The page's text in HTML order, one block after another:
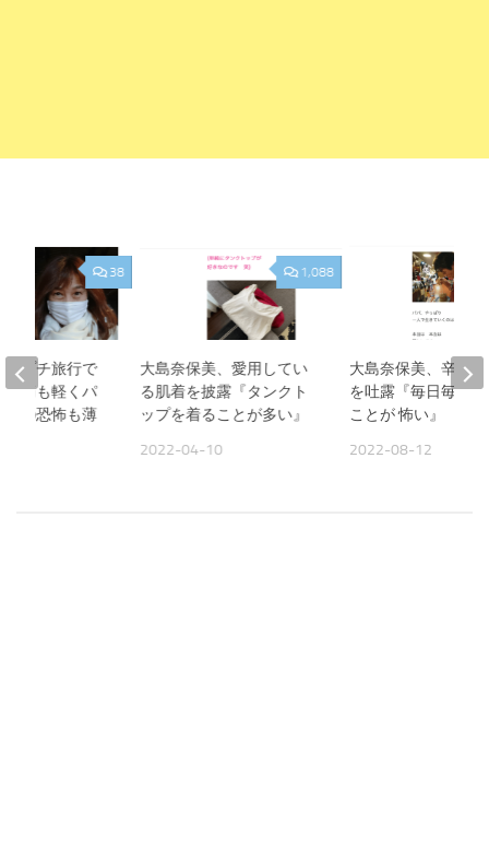
1,088
大島奈保美、愛用してい
る肌着を披露『タンクト
ップを着ることが多い』
2022-04-10
大島奈保美、辛い
を吐露『毎日毎日
ことが 怖い』
2022-08-12
38
、プチ旅行で
頭痛も軽くパ
への恐怖も薄